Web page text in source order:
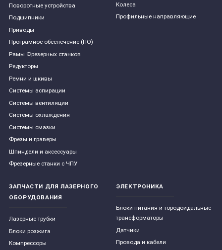
Поворотные устройства
Подшипники
Приводы
Програмное обеспечение (ПО)
Рамы Фрезерных станков
Редукторы
Ремни и шкивы
Системы аспирации
Системы вентиляции
Системы охлаждения
Системы смазки
Фрезы и граверы
Шпиндели и аксессуары
Фрезерные станки с ЧПУ
Колеса
Профильные направляющие
ЗАПЧАСТИ ДЛЯ ЛАЗЕРНОГО
ОБОРУДОВАНИЯ
Лазерные трубки
Блоки розжига
Компрессоры
ЭЛЕКТРОНИКА
Блоки питания и тородоидальные
трансформаторы
Датчики
Провода и кабели